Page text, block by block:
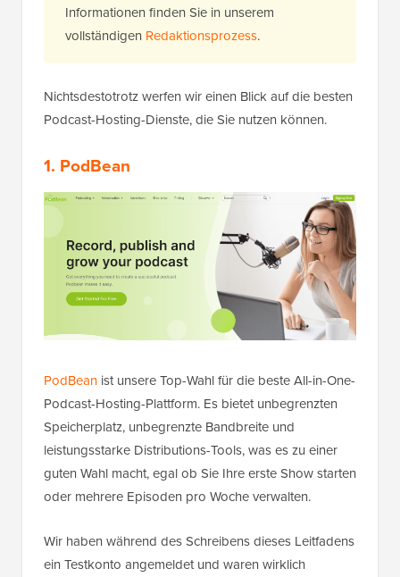
Informationen finden Sie in unserem
vollständigen Redaktionsprozess.
Nichtsdestotrotz werfen wir einen Blick auf die besten
Podcast-Hosting-Dienste, die Sie nutzen können.
1. PodBean
PodBean ist unsere Top-Wahl für die beste All-in-One-
Podcast-Hosting-Plattform. Es bietet unbegrenzten
Speicherplatz, unbegrenzte Bandbreite und
leistungsstarke Distributions-Tools, was es zu einer
guten Wahl macht, egal ob Sie Ihre erste Show starten
oder mehrere Episoden pro Woche verwalten.
Wir haben während des Schreibens dieses Leitfadens
ein Testkonto angemeldet und waren wirklich